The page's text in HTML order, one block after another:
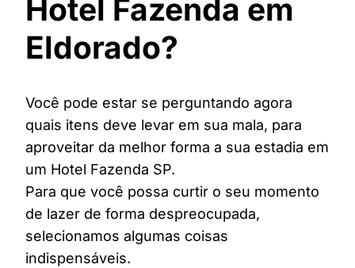
Hotel Fazenda em
Eldorado?
Você pode estar se perguntando agora
quais itens deve levar em sua mala, para
aproveitar da melhor forma a sua estadia em
um Hotel Fazenda SP.
Para que você possa curtir o seu momento
de lazer de forma despreocupada,
selecionamos algumas coisas
indispensáveis.